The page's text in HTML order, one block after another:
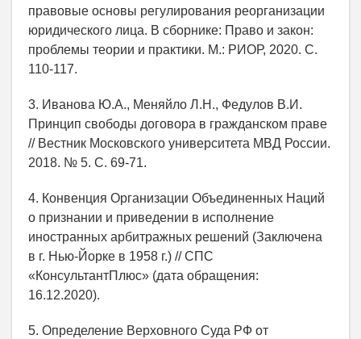
правовые основы регулирования реорганизации
юридического лица. В сборнике: Право и закон:
проблемы теории и практики. М.: РИОР, 2020. С.
110-117.
3. Иванова Ю.А., Меняйло Л.Н., Федулов В.И.
Принцип свободы договора в гражданском праве
// Вестник Московского университета МВД России.
2018. № 5. С. 69-71.
4. Конвенция Организации Объединенных Наций
о признании и приведении в исполнение
иностранных арбитражных решений (Заключена
в г. Нью-Йорке в 1958 г.) // СПС
«КонсультантПлюс» (дата обращения:
16.12.2020).
5. Определение Верховного Суда РФ от